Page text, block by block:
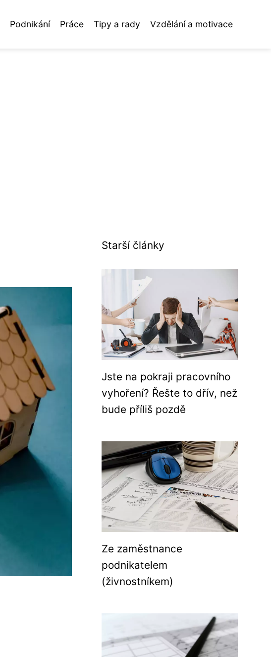
Podnikání Práce Tipy a rady Vzdělání a motivace
Starší články
Jste na pokraji pracovního
vyhoření? Řešte to dřív, než
bude příliš pozdě
Ze zaměstnance
podnikatelem
(živnostníkem)